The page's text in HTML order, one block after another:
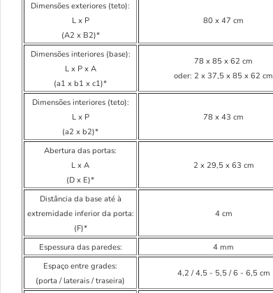
Dimensões exteriores (teto):
L x P
(A2 x B2)*
80 x 47 cm
Dimensões interiores (base):
L x P x A
(a1 x b1 x c1)*
78 x 85 x 62 cm
oder: 2 x 37,5 x 85 x 62 cm
Dimensões interiores (teto):
L x P
(a2 x b2)*
78 x 43 cm
Abertura das portas:
L x A
(D x E)*
2 x 29,5 x 63 cm
Distância da base até à
extremidade inferior da porta:
(F)*
4 cm
Espessura das paredes: 4 mm
Espaço entre grades:
(porta / laterais / traseira)
4,2 / 4,5 - 5,5 / 6 - 6,5 cm